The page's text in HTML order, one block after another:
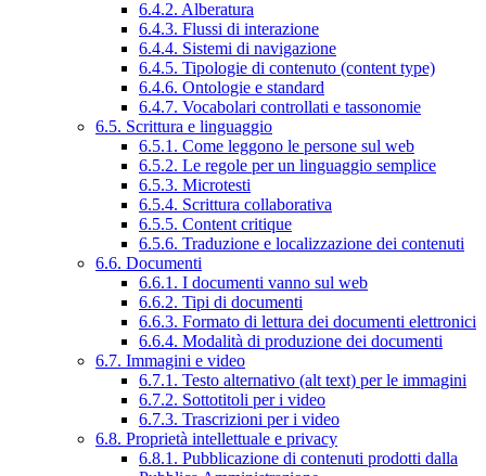
6.4.2. Alberatura
6.4.3. Flussi di interazione
6.4.4. Sistemi di navigazione
6.4.5. Tipologie di contenuto (content type)
6.4.6. Ontologie e standard
6.4.7. Vocabolari controllati e tassonomie
6.5. Scrittura e linguaggio
6.5.1. Come leggono le persone sul web
6.5.2. Le regole per un linguaggio semplice
6.5.3. Microtesti
6.5.4. Scrittura collaborativa
6.5.5. Content critique
6.5.6. Traduzione e localizzazione dei contenuti
6.6. Documenti
6.6.1. I documenti vanno sul web
6.6.2. Tipi di documenti
6.6.3. Formato di lettura dei documenti elettronici
6.6.4. Modalità di produzione dei documenti
6.7. Immagini e video
6.7.1. Testo alternativo (alt text) per le immagini
6.7.2. Sottotitoli per i video
6.7.3. Trascrizioni per i video
6.8. Proprietà intellettuale e privacy
6.8.1. Pubblicazione di contenuti prodotti dalla